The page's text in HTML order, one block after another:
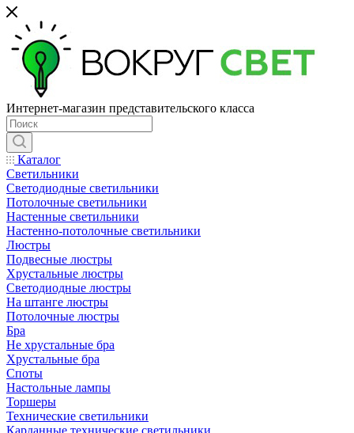
Интернет-магазин представительского класса
Каталог
Светильники
Светодиодные светильники
Потолочные светильники
Настенные светильники
Настенно-потолочные светильники
Люстры
Подвесные люстры
Хрустальные люстры
Светодиодные люстры
На штанге люстры
Потолочные люстры
Бра
Не хрустальные бра
Хрустальные бра
Споты
Настольные лампы
Торшеры
Технические светильники
Карданные технические светильники